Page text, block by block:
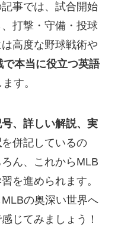
事では、試合開始
打撃・守備・投球
高度な野球戦術や
で本当に役立つ英語
す。
、詳しい解説、実
を併記しているの
ん、これからMLB
を進められます。
の奥深い世界へ
じてみましょう！